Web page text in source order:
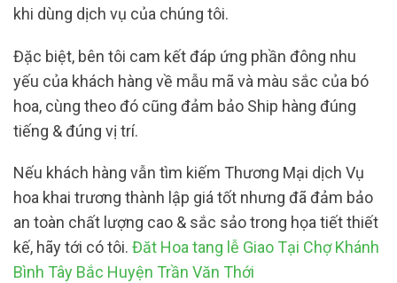
khi dùng dịch vụ của chúng tôi.
Đặc biệt, bên tôi cam kết đáp ứng phần đông nhu
yếu của khách hàng về mẫu mã và màu sắc của bó
hoa, cùng theo đó cũng đảm bảo Ship hàng đúng
tiếng & đúng vị trí.
Nếu khách hàng vẫn tìm kiếm Thương Mại dịch Vụ
hoa khai trương thành lập giá tốt nhưng đã đảm bảo
an toàn chất lượng cao & sắc sảo trong họa tiết thiết
kế, hãy tới có tôi. Đăt Hoa tang lễ Giao Tại Chợ Khánh
Bình Tây Bắc Huyện Trần Văn Thới